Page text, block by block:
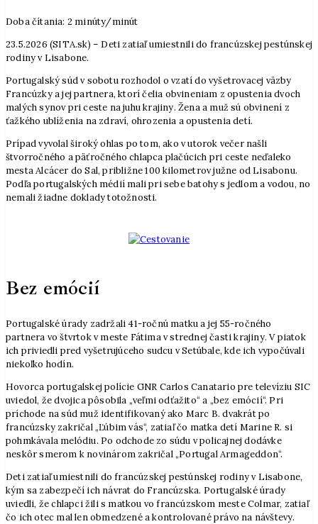
Doba čítania: 2 minúty/minút
23.5.2026 (SITA.sk) – Deti zatiaľ umiestnili do francúzskej pestúnskej
rodiny v Lisabone.
Portugalský súd v sobotu rozhodol o vzatí do vyšetrovacej väzby
Francúzky a jej partnera, ktorí čelia obvineniam z opustenia dvoch
malých synov pri ceste na juhu krajiny. Žena a muž sú obvinení z
ťažkého ublíženia na zdraví, ohrozenia a opustenia detí.
Prípad vyvolal široký ohlas po tom, ako v utorok večer našli
štvorročného a päťročného chlapca plačúcich pri ceste neďaleko
mesta Alcácer do Sal, približne 100 kilometrov južne od Lisabonu.
Podľa portugalských médií mali pri sebe batohy s jedlom a vodou, no
nemali žiadne doklady totožnosti.
Bez emócií
Portugalské úrady zadržali 41-ročnú matku a jej 55-ročného
partnera vo štvrtok v meste Fátima v strednej časti krajiny. V piatok
ich priviedli pred vyšetrujúceho sudcu v Setúbale, kde ich vypočúvali
niekoľko hodín.
Hovorca portugalskej polície GNR Carlos Canatario pre televíziu SIC
uviedol, že dvojica pôsobila „veľmi odťažito“ a „bez emócií“. Pri
príchode na súd muž identifikovaný ako Marc B. dvakrát po
francúzsky zakričal „Ľúbim vás“, zatiaľ čo matka detí Marine R. si
pohmkávala melódiu. Po odchode zo súdu v policajnej dodávke
neskôr smerom k novinárom zakričal „Portugal Armageddon“.
Deti zatiaľ umiestnili do francúzskej pestúnskej rodiny v Lisabone,
kým sa zabezpečí ich návrat do Francúzska. Portugalské úrady
uviedli, že chlapci žili s matkou vo francúzskom meste Colmar, zatiaľ
čo ich otec mal len obmedzené a kontrolované právo na návštevy.